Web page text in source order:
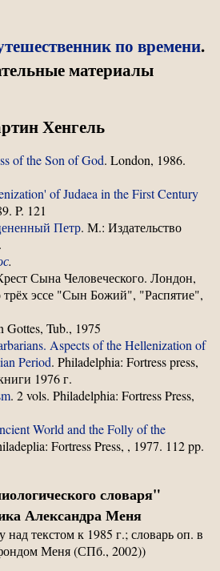
по времени.
материалы
Хенгель
of the Son of God. London, 1986.
of Judaea in the First Century
P. 121
Петр. М.: Издательство
.
Сына Человеческого. Лондон,
трёх эссе "Сын Божий", "Распятие",
Tub., 1975
Aspects of the Hellenization of
Period. Philadelphia: Fortress press,
1976 г.
. 2 vols. Philadelphia: Fortress Press,
World and the Folly of the
Fortress Press, , 1977. 112 pp.
словаря"
Александра Меня
над текстом к 1985 г.; словарь оп. в
Меня (СПб., 2002))